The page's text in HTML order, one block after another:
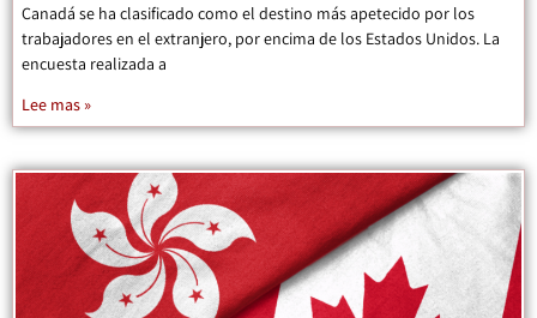
Canadá se ha clasificado como el destino más apetecido por los
trabajadores en el extranjero, por encima de los Estados Unidos. La
encuesta realizada a
Lee mas »